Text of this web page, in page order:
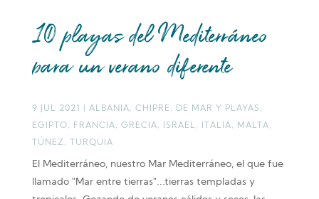
10 playas del Mediterráneo
para un verano diferente
9 JUL 2021 ALBANIA, CHIPRE , DE MAR Y PLAYAS ,
EGIPTO, FRANCIA, GRECIA, ISRAEL , ITALIA, MALTA,
TÚNEZ , TURQUIA
El Mediterráneo, nuestro Mar Mediterráneo, el que fue
llamado "Mar entre tierras"...tierras templadas y